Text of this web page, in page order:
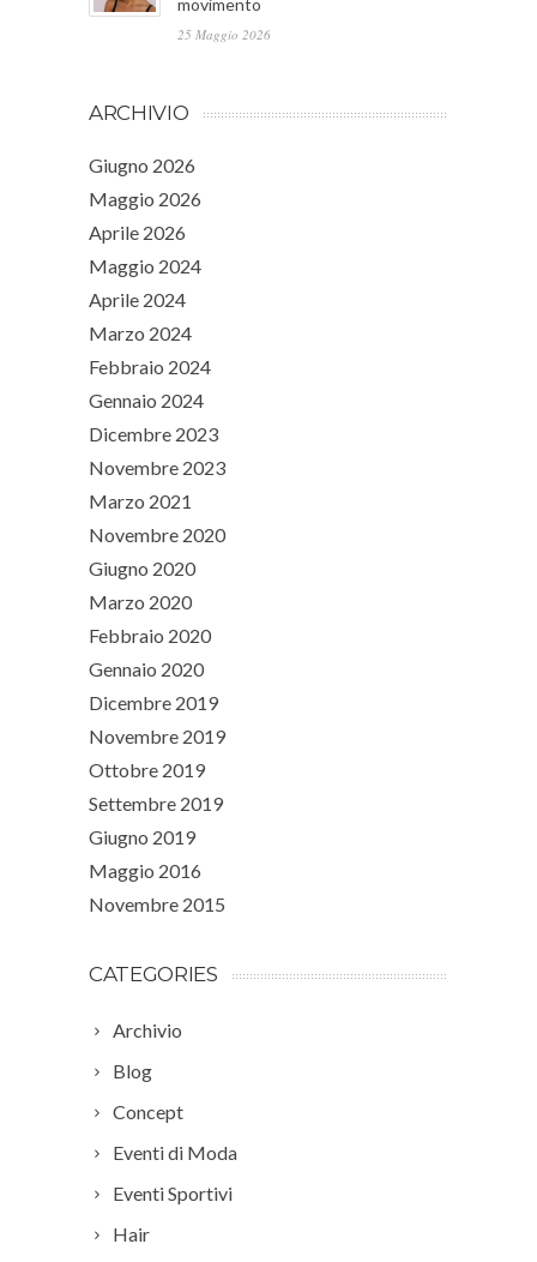
movimento
25 Maggio 2026
ARCHIVIO
Giugno 2026
Maggio 2026
Aprile 2026
Maggio 2024
Aprile 2024
Marzo 2024
Febbraio 2024
Gennaio 2024
Dicembre 2023
Novembre 2023
Marzo 2021
Novembre 2020
Giugno 2020
Marzo 2020
Febbraio 2020
Gennaio 2020
Dicembre 2019
Novembre 2019
Ottobre 2019
Settembre 2019
Giugno 2019
Maggio 2016
Novembre 2015
CATEGORIES
Archivio
Blog
Concept
Eventi di Moda
Eventi Sportivi
Hair